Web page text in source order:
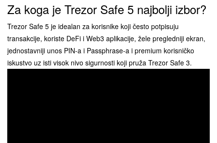
Za koga je Trezor Safe 5 najbolji izbor?
Trezor Safe 5 je idealan za korisnike koji često potpisuju
transakcije, koriste DeFi i Web3 aplikacije, žele pregledniji ekran,
jednostavniji unos PIN-a i Passphrase-a i premium korisničko
iskustvo uz isti visok nivo sigurnosti koji pruža Trezor Safe 3.